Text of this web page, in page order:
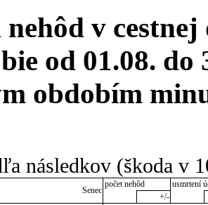
v cestnej
od 01.08. do
obdobím
následkov (škoda v
Senec
počet nehôd
usmrtení
+/-